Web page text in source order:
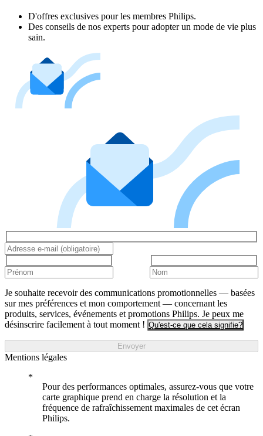
D'offres exclusives pour les membres Philips.
Des conseils de nos experts pour adopter un mode de vie plus
sain.
Je souhaite recevoir des communications promotionnelles — basées
sur mes préférences et mon comportement — concernant les
produits, services, événements et promotions Philips. Je peux me
désinscrire facilement à tout moment ! Qu'est-ce que cela signifie?
Envoyer
Mentions légales
Pour des performances optimales, assurez-vous que votre
carte graphique prend en charge la résolution et la
fréquence de rafraîchissement maximales de cet écran
Philips.